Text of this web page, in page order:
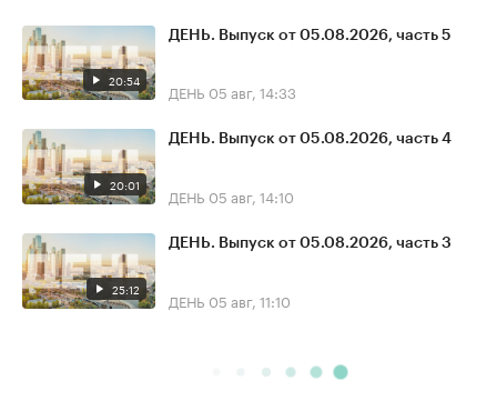
20:54
ДЕНЬ. Выпуск от 05.08.2026, часть 5
ДЕНЬ 05 авг, 14:33
20:01
ДЕНЬ. Выпуск от 05.08.2026, часть 4
ДЕНЬ 05 авг, 14:10
25:12
ДЕНЬ. Выпуск от 05.08.2026, часть 3
ДЕНЬ 05 авг, 11:10